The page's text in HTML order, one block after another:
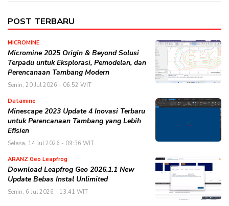
POST TERBARU
MICROMINE
Micromine 2025 Origin & Beyond Solusi
Terpadu untuk Eksplorasi, Pemodelan, dan
Perencanaan Tambang Modern
Senin, 20 Jul 2026 - 06:52 WIT
Datamine
Minescape 2023 Update 4 Inovasi Terbaru
untuk Perencanaan Tambang yang Lebih
Efisien
Selasa, 14 Jul 2026 - 09:36 WIT
ARANZ Geo Leapfrog
Download Leapfrog Geo 2026.1.1 New
Update Bebas Instal Unlimited
Senin, 6 Jul 2026 - 13:41 WIT